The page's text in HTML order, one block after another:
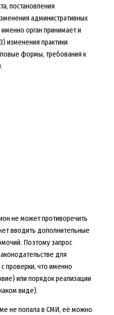
постановления
административных
орган принимает и
изменения практики
формы, требования к
не может противоречить
вводить дополнительные
Поэтому запрос
для
проверки, что именно
или порядок реализации
виде).
не попала в СМИ, её можно